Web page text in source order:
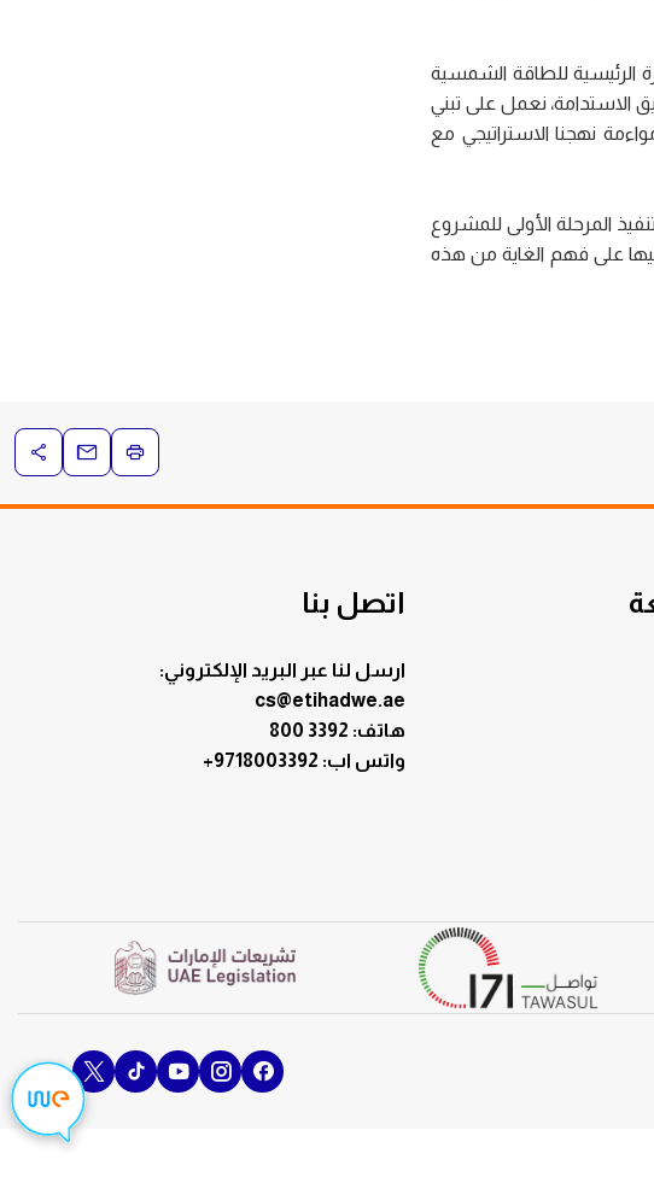
الرئيسية للطاقة الشمسية
الاستدامة، نعمل على تبني
نهجنا الاستراتيجي مع
المرحلة الأولى للمشروع
على فهم الغاية من هذه
اتصل بنا
ارسل لنا عبر البريد الإلكتروني:
cs@etihadwe.ae
هاتف: 3392 800
+9718003392 :واتس اب